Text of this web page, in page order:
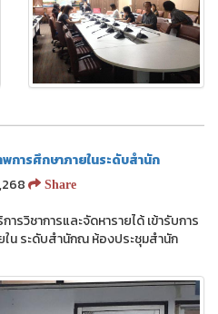
การศึกษาภายในระดับสำนัก
Share
รวิชาการและจัดหารายได้ เข้ารับการ
น ระดับสำนักณ ห้องประชุมสำนัก